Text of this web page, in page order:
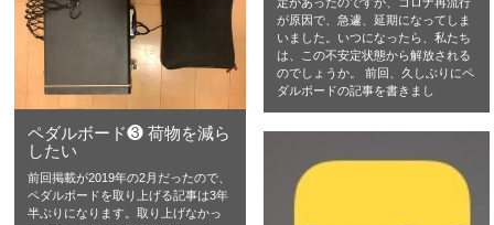
が原因で、急遽、延期になってしま
いました。いつになったら、私たち
は、この不安定状態から解放される
のでしょうか。 前回、久しぶりにペ
ダルボードの記事を書きまし
ペダルボード❸ 荷物を減ら
したい
前回掲載が2019年の2月だったので、
ペダルボードを取り上げる記事は3年
半ぶりになります。取り上げなかっ